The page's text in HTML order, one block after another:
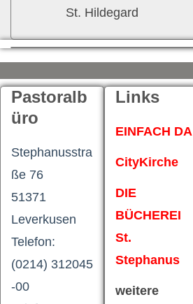
St. Hildegard
Pastoralb
üro
Stephanusstra
ße 76
51371
Leverkusen
Telefon:
(0214) 312045
-00
Links
EINFACH DA
CityKirche
DIE
BÜCHEREI
St.
Stephanus
weitere